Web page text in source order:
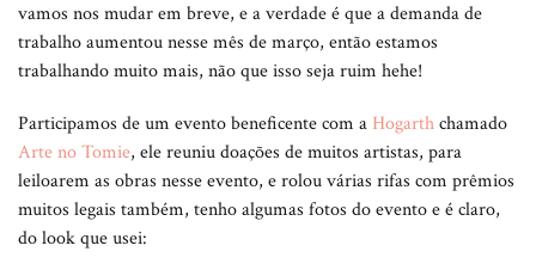
vamos nos mudar em breve, e a verdade é que a demanda de
trabalho aumentou nesse mês de março, então estamos
trabalhando muito mais, não que isso seja ruim hehe!
Participamos de um evento beneficente com a Hogarthchamado
Arte no Tomie, ele reuniu doações de muitos artistas, para
leiloarem as obras nesse evento, e rolou várias rifas com prêmios
muitos legais também, tenho algumas fotos do evento e é claro,
do look que usei: